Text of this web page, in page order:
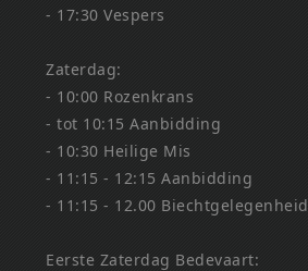
- 17:30 Vespers
Zaterdag:
- 10:00 Rozenkrans
- tot 10:15 Aanbidding
- 10:30 Heilige Mis
- 11:15 - 12:15 Aanbidding
- 11:15 - 12.00 Biechtgelegenheid
Eerste Zaterdag Bedevaart: